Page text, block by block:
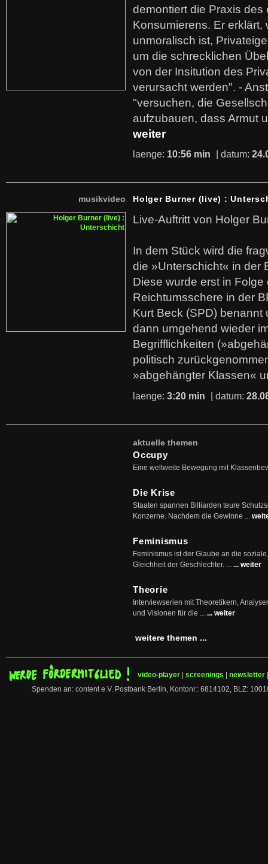
demontiert die Praxis des
Konsumierens. Er erklärt,
unmoralisch ist,
um die schrecklichen
von der Insitution des
verursacht werden". -
"versuchen, die
aufzubauen, dass Armut
weiter
laenge: 10:56 min | datum:
musikvideo Holger Burner (live) :
Live-Auftritt von Holger
In dem Stück wird die
die »Unterschicht« in der
Diese wurde erst in
Reichtumsschere in der
Kurt Beck (SPD)
dann umgehend wieder
Begrifflichkeiten
politisch
»abgehängter Klassen«
laenge: 3:20 min | datum:
aktuelle themen
Occupy
Eine weltweite Bewegung mit
Die Krise
Staaten spannen Billiarden teure
Konzerne. Nachdem die Gewinne ...
Feminismus
Feminismus ist der Glaube an die
Gleichheit der Geschlechter. ... ... weiter
Theorie
Interviewserien mit Theoretikern,
und Visionen für die ... ... weiter
weitere themen ...
video-player screenings newsletter
Spenden an: content e.V. Postbank Berlin, Kontonr.: 6814102, BLZ: